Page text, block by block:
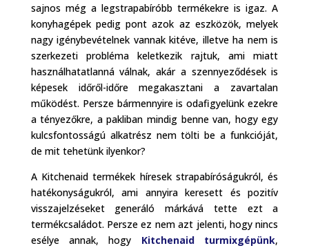
sajnos még a legstrapabíróbb termékekre is igaz. A
konyhagépek pedig pont azok az eszközök, melyek
nagy igénybevételnek vannak kitéve, illetve ha nem is
szerkezeti probléma keletkezik rajtuk, ami miatt
használhatatlanná válnak, akár a szennyeződések is
képesek időről-időre megakasztani a zavartalan
működést. Persze bármennyire is odafigyelünk ezekre
a tényezőkre, a pakliban mindig benne van, hogy egy
kulcsfontosságú alkatrész nem tölti be a funkcióját,
de mit tehetünk ilyenkor?
A Kitchenaid termékek híresek strapabíróságukról, és
hatékonyságukról, ami annyira keresett és pozitív
visszajelzéseket generáló márkává tette ezt a
termékcsaládot. Persze ez nem azt jelenti, hogy nincs
esélye annak, hogy Kitchenaid turmixgépünk,